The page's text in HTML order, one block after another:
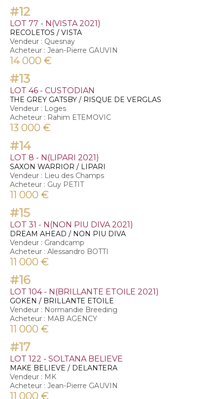
#12
LOT 77 - N(VISTA 2021)
RECOLETOS / VISTA
Vendeur : Quesnay
Acheteur : Jean-Pierre GAUVIN
14 000 €
#13
LOT 46 - CUSTODIAN
THE GREY GATSBY / RISQUE DE VERGLAS
Vendeur : Loges
Acheteur : Rahim ETEMOVIC
13 000 €
#14
LOT 8 - N(LIPARI 2021)
SAXON WARRIOR / LIPARI
Vendeur : Lieu des Champs
Acheteur : Guy PETIT
11 000 €
#15
LOT 31 - N(NON PIU DIVA 2021)
DREAM AHEAD / NON PIU DIVA
Vendeur : Grandcamp
Acheteur : Alessandro BOTTI
11 000 €
#16
LOT 104 - N(BRILLANTE ETOILE 2021)
GOKEN / BRILLANTE ETOILE
Vendeur : Normandie Breeding
Acheteur : MAB AGENCY
11 000 €
#17
LOT 122 - SOLTANA BELIEVE
MAKE BELIEVE / DELANTERA
Vendeur : MK
Acheteur : Jean-Pierre GAUVIN
11 000 €